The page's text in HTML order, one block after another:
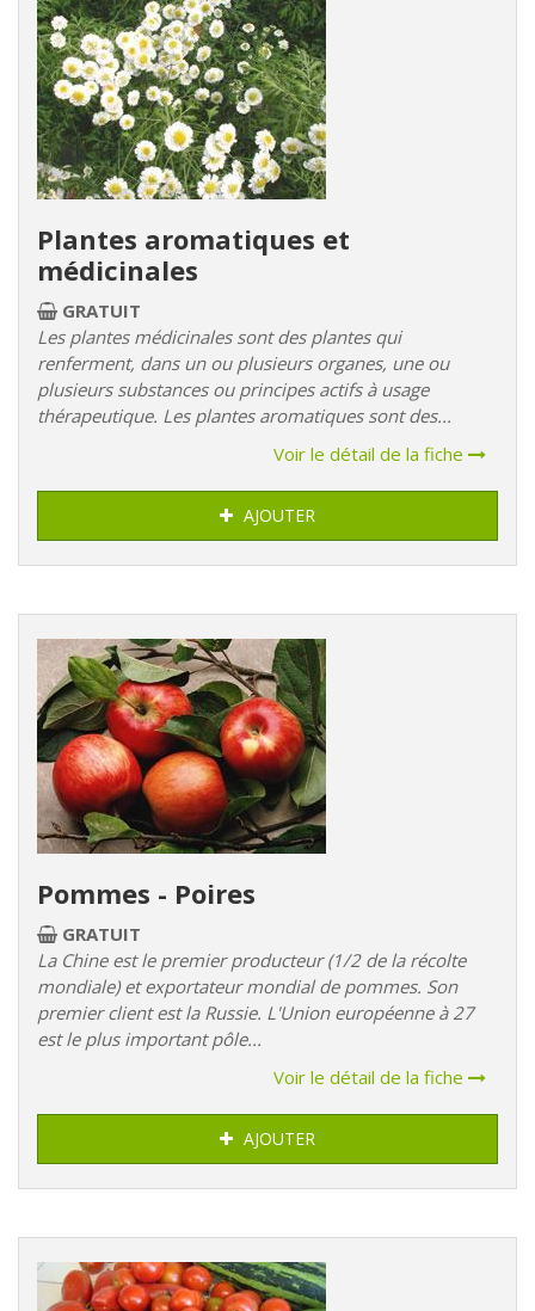
Plantes aromatiques et
médicinales
GRATUIT
Les plantes médicinales sont des plantes qui
renferment, dans un ou plusieurs organes, une ou
plusieurs substances ou principes actifs à usage
thérapeutique. Les plantes aromatiques sont des...
Voir le détail de la fiche
AJOUTER
Pommes - Poires
GRATUIT
La Chine est le premier producteur (1/2 de la récolte
mondiale) et exportateur mondial de pommes. Son
premier client est la Russie. L'Union européenne à 27
est le plus important pôle...
Voir le détail de la fiche
AJOUTER